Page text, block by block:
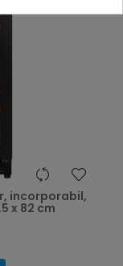
incorporabil,
x 82 cm